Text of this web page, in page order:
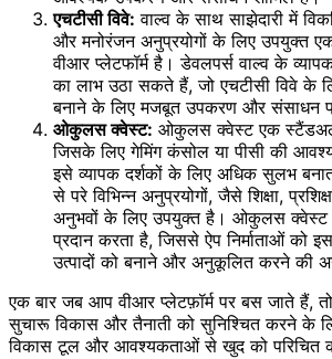
एचटीसी विवे: वाल्व के साथ साझेदारी में
और मनोरंजन अनुप्रयोगों के लिए उपयुक्त
वीआर प्लेटफॉर्म है। डेवलपर्स वाल्व के
का लाभ उठा सकते हैं, जो एचटीसी विवे के
बनाने के लिए मजबूत उपकरण और संसाधन
ओकुलस क्वेस्ट: ओकुलस क्वेस्ट एक
जिसके लिए गेमिंग कंसोल या पीसी की
इसे व्यापक दर्शकों के लिए अधिक सुलभ
से परे विभिन्न अनुप्रयोगों, जैसे शिक्षा,
अनुभवों के लिए उपयुक्त है। ओकुलस क्वेस्ट
प्रदान करता है, जिससे ऐप निर्माताओं को
उत्पादों को बनाने और अनुकूलित करने की
एक बार जब आप वीआर प्लेटफ़ॉर्म पर बस जाते हैं,
सुचारू विकास और तैनाती को सुनिश्चित करने के
विकास टूल और आवश्यकताओं से खुद को परिचित